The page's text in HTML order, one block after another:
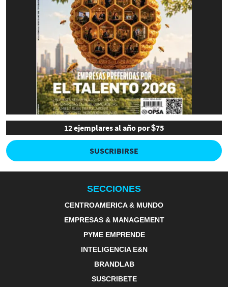
12 ejemplares al año por $75
SUSCRIBIRSE
SECCIONES
CENTROAMERICA & MUNDO
EMPRESAS & MANAGEMENT
PYME EMPRENDE
INTELIGENCIA E&N
BRANDLAB
SUSCRIBETE